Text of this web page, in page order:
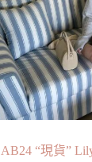
AB24 “現貨”